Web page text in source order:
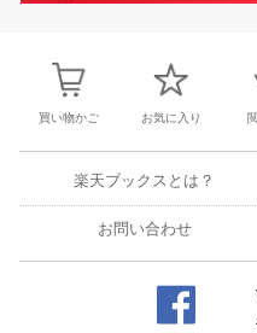
買い物かご お気に入り
楽天ブックスとは？
お問い合わせ